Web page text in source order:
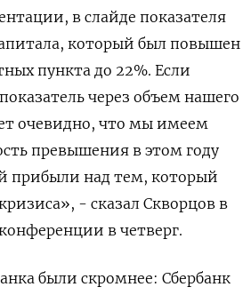
в слайде показателя
который был повышен
пункта до 22%. Если
через объем нашего
очевидно, что мы имеем
превышения в этом году
прибыли над тем, который
- сказал Скворцов в
в четверг.
были скромнее: Сбербанк